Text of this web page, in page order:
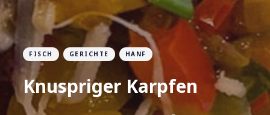
FISCH GERICHTE HANF
Knuspriger Karpfen